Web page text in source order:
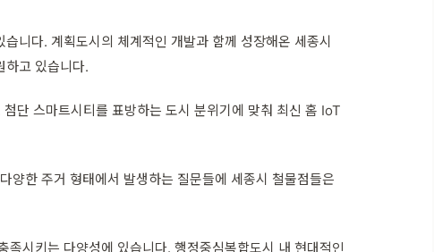
니다. 계획도시의 체계적인 개발과 함께 성장해온 세종시
하고 있습니다.
단 스마트시티를 표방하는 도시 분위기에 맞춰 최신 홈 IoT
양한 주거 형태에서 발생하는 질문들에 세종시 철물점들은
시키는 다양성에 있습니다. 행정중심복합도시 내 현대적인